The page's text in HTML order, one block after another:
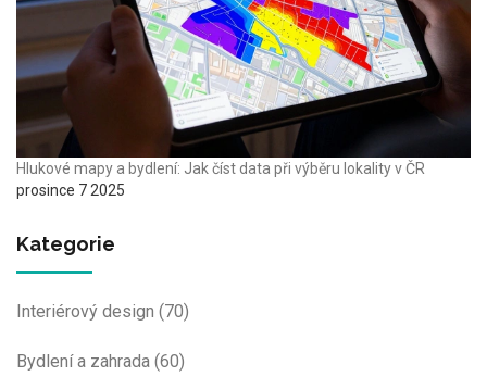
Hlukové mapy a bydlení: Jak číst data při výběru lokality v ČR
prosince 7 2025
Kategorie
Interiérový design (70)
Bydlení a zahrada (60)